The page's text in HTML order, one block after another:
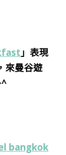
」表現
來曼谷遊
bangkok